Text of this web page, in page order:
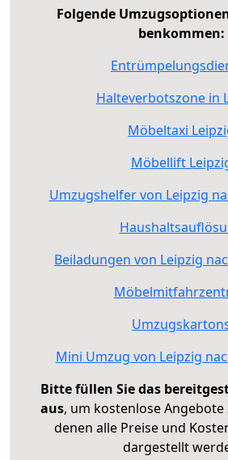
Folgende
benkommen:
Halteverbotszone in
Möbeltaxi
Möbellift
Umzugshelfer von Leipzig
Beiladungen von Leipzig
Mini Umzug von Leipzig
Bitte füllen Sie das
aus, um kostenlose
denen alle Preise und
dargestellt